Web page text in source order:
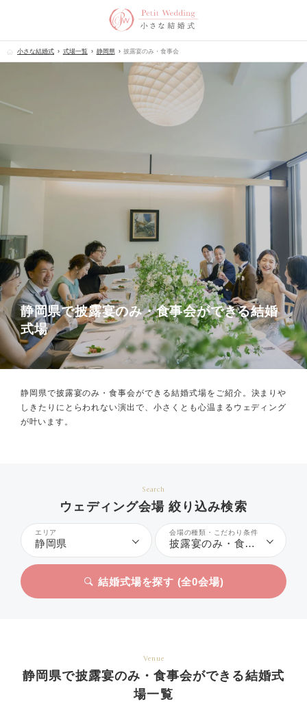
小さな結婚式 式場一覧 静岡県 披露宴のみ・食事会
静岡県で披露宴のみ・食事会ができる結婚
式場
静岡県で披露宴のみ・食事会ができる結婚式場をご紹介。 決まりや
しきたりにとらわれない演出で、小さくとも心温まるウェディング
が叶います。
Search
ウェディング会場 絞り込み検索
エリア
静岡県
会場の種類・こだわり条件
披露宴のみ・食事会
結婚式場を探す (全0会場)
Venue
静岡県で披露宴のみ・食事会ができる結婚式
場一覧